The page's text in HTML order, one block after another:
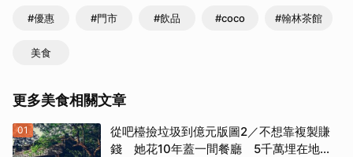
#優惠 #門市 #飲品 #coco #翰林茶館
美食
更多美食相關文章
01
從吧檯撿垃圾到億元版圖2／不想靠複製賺
錢 她花10年蓋一間餐廳 5千萬埋在地下